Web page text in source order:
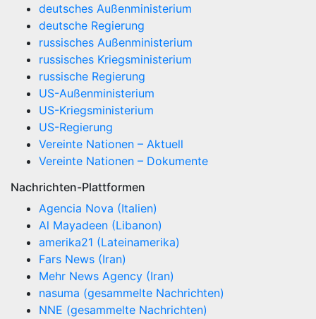
deutsches Außenministerium
deutsche Regierung
russisches Außenministerium
russisches Kriegsministerium
russische Regierung
US-Außenministerium
US-Kriegsministerium
US-Regierung
Vereinte Nationen – Aktuell
Vereinte Nationen – Dokumente
Nachrichten-Plattformen
Agencia Nova (Italien)
Al Mayadeen (Libanon)
amerika21 (Lateinamerika)
Fars News (Iran)
Mehr News Agency (Iran)
nasuma (gesammelte Nachrichten)
NNE (gesammelte Nachrichten)